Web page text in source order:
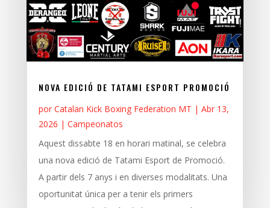
NOVA EDICIÓ DE TATAMI ESPORT PROMOCIÓ
por Catalan Kick Boxing Federation MT | Abr 13,
2026 | Campeonatos
Aquest dissabte 18 en horari matinal, se celebra
una nova edició de Tatami Esport de Promoció.
A partir dels 7 anys i en diverses modalitats. Una
oportunitat única per a tenir els primers